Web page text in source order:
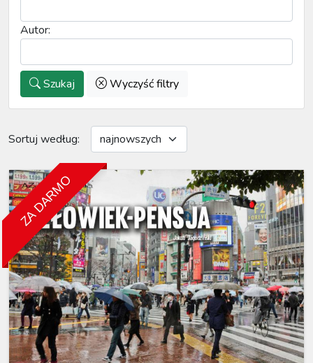
Autor:
Szukaj Wyczyść filtry
Sortuj według:
ZA DARMO